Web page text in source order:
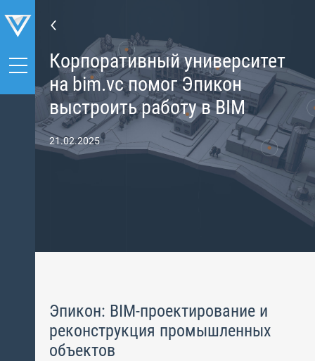
Корпоративный университет
на bim.vc помог Эпикон
выстроить работу в BIM
21.02.2025
Эпикон: BIM-проектирование и
реконструкция промышленных
объектов